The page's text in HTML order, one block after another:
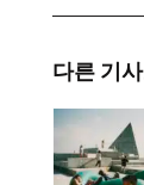
다른 기